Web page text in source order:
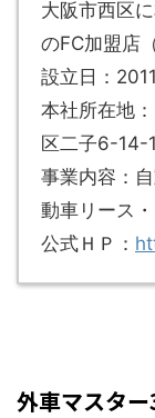
大阪市西区
のFC加盟店
設立日：
本社所在地
区二子6-14-
事業内容：
動車リース
公式ＨＰ：
外車マスタ